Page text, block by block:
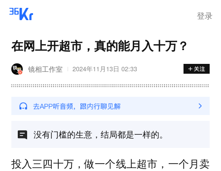
登录
在网上开超市，真的能月入十万？
镜相工作室 2024年11月13日 02:33
没有门槛的生意，结局都是一样的。
投入三四十万，做一个线上超市，一个月卖